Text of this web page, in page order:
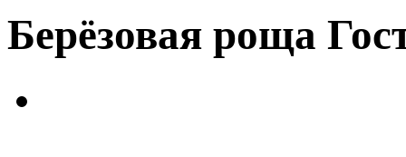
Берёзовая роща